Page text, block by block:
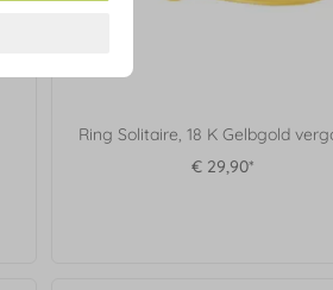
Ring Solitaire, 18 K Gelbgold
€ 29,90*